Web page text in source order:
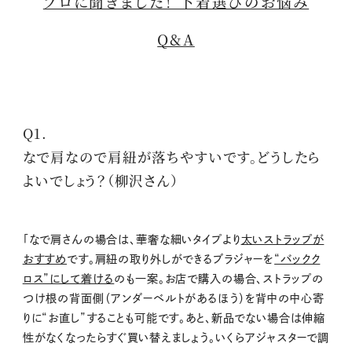
Q&A
Q1.
なで肩なので肩紐が落ちやすいです。どうしたら
よいでしょう？（柳沢さん）
「なで肩さんの場合は、華奢な細いタイプより太いストラップが
おすすめ です。肩紐の取り外しができるブラジャーを “バックク
ロス”にして着ける のも一案。お店で購入の場合、ストラップの
つけ根の背面側（アンダーベルトがあるほう）を背中の中心寄
りに“お直し”することも可能です。あと、新品でない場合は伸縮
性がなくなったらすぐ買い替えましょう。いくらアジャスターで調